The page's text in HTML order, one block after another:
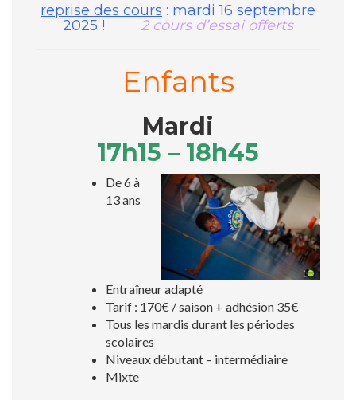
reprise des cours : mardi 16 septembre
2025 ! 2 cours d’essai offerts
Enfants
Mardi
17h15 – 18h45
De 6 à
13 ans
Entraîneur adapté
Tarif : 170€ / saison + adhésion 35€
Tous les mardis durant les périodes
scolaires
Niveaux débutant – intermédiaire
Mixte